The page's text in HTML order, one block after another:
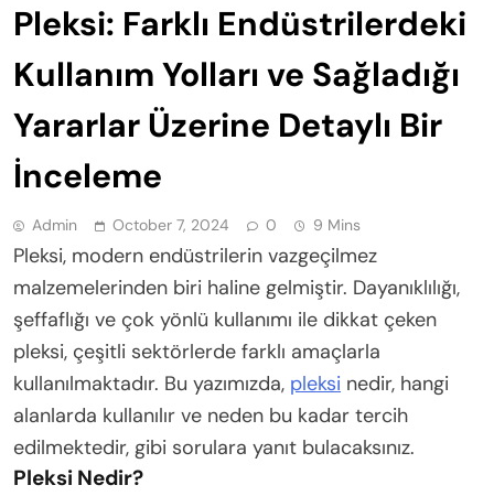
Pleksi: Farklı Endüstrilerdeki
Kullanım Yolları ve Sağladığı
Yararlar Üzerine Detaylı Bir
İnceleme
Admin October 7, 2024 0 9 Mins
Pleksi, modern endüstrilerin vazgeçilmez
malzemelerinden biri haline gelmiştir. Dayanıklılığı,
şeffaflığı ve çok yönlü kullanımı ile dikkat çeken
pleksi, çeşitli sektörlerde farklı amaçlarla
kullanılmaktadır. Bu yazımızda, pleksi nedir, hangi
alanlarda kullanılır ve neden bu kadar tercih
edilmektedir, gibi sorulara yanıt bulacaksınız.
Pleksi Nedir?